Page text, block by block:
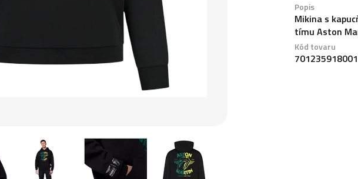
Popis
Mikina s
tímu Aston
Kód tovaru
701235918001